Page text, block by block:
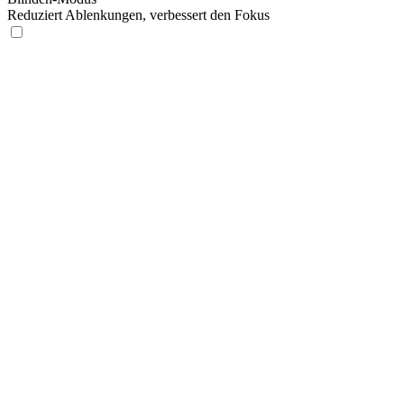
Reduziert Ablenkungen, verbessert den Fokus